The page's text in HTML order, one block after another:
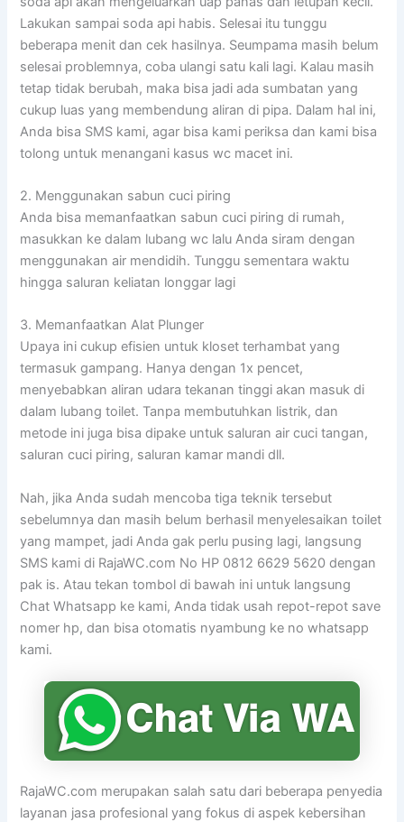
Lakukan sampai soda api habis. Selesai itu tunggu
beberapa menit dan cek hasilnya. Seumpama masih belum
selesai problemnya, coba ulangi satu kali lagi. Kalau masih
tetap tidak berubah, maka bisa jadi ada sumbatan yang
cukup luas yang membendung aliran di pipa. Dalam hal ini,
Anda bisa SMS kami, agar bisa kami periksa dan kami bisa
tolong untuk menangani kasus wc macet ini.
2. Menggunakan sabun cuci piring
Anda bisa memanfaatkan sabun cuci piring di rumah,
masukkan ke dalam lubang wc lalu Anda siram dengan
menggunakan air mendidih. Tunggu sementara waktu
hingga saluran keliatan longgar lagi
3. Memanfaatkan Alat Plunger
Upaya ini cukup efisien untuk kloset terhambat yang
termasuk gampang. Hanya dengan 1x pencet,
menyebabkan aliran udara tekanan tinggi akan masuk di
dalam lubang toilet. Tanpa membutuhkan listrik, dan
metode ini juga bisa dipake untuk saluran air cuci tangan,
saluran cuci piring, saluran kamar mandi dll.
Nah, jika Anda sudah mencoba tiga teknik tersebut
sebelumnya dan masih belum berhasil menyelesaikan toilet
yang mampet, jadi Anda gak perlu pusing lagi, langsung
SMS kami di RajaWC.com No HP 0812 6629 5620 dengan
pak is. Atau tekan tombol di bawah ini untuk langsung
Chat Whatsapp ke kami, Anda tidak usah repot-repot save
nomer hp, dan bisa otomatis nyambung ke no whatsapp
kami.
RajaWC.com merupakan salah satu dari beberapa penyedia
layanan jasa profesional yang fokus di aspek kebersihan